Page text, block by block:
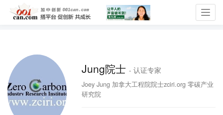
Jung院士- 认证专家
Joey Jung 加拿大工程院院士zciri.org 零碳产业
研究院